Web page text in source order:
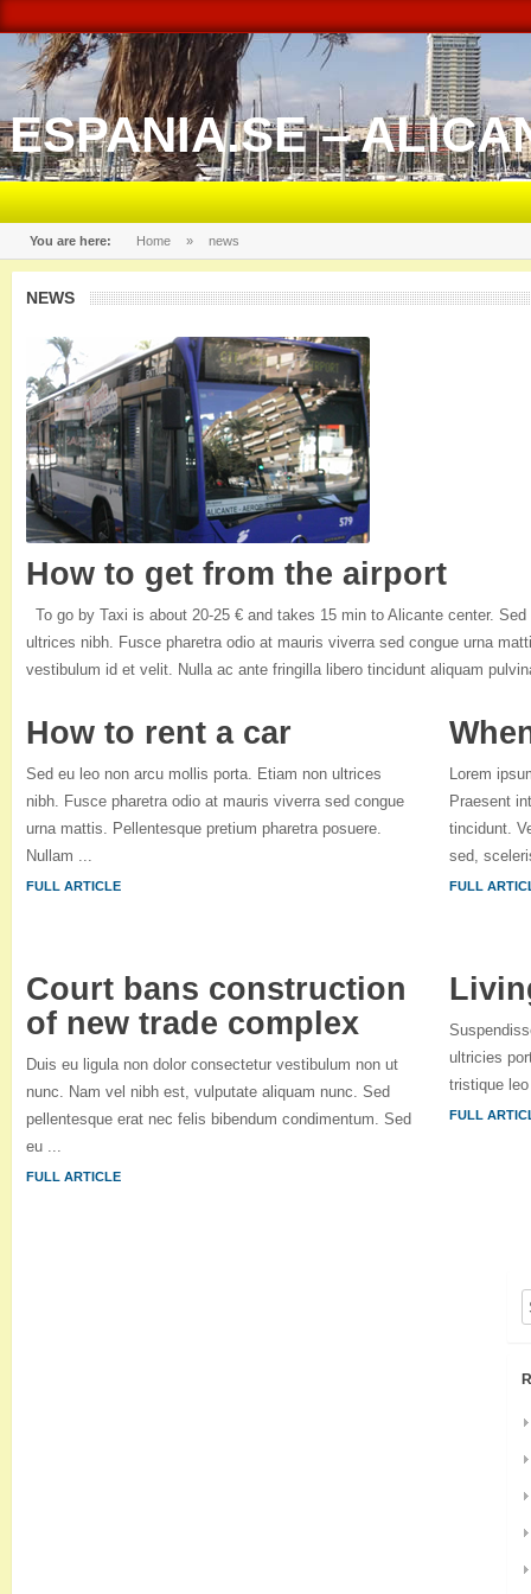
ESPANIA.SE –
You are here: Home » news
NEWS
How to get from the airport
To go by Taxi is about 20-25 € and takes 15 min to Alicante center.
ultrices nibh. Fusce pharetra odio at mauris viverra sed congue urna
vestibulum id et velit. Nulla ac ante fringilla libero tincidunt aliquam
How to rent a car
Sed eu leo non arcu mollis porta. Etiam non ultrices
nibh. Fusce pharetra odio at mauris viverra sed congue
urna mattis. Pellentesque pretium pharetra posuere.
Nullam ...
FULL ARTICLE
Lorem
Praesent
tincidunt.
sed,
FULL
Court bans construction
of new trade complex
Duis eu ligula non dolor consectetur vestibulum non ut
nunc. Nam vel nibh est, vulputate aliquam nunc. Sed
pellentesque erat nec felis bibendum condimentum. Sed
eu ...
FULL ARTICLE
ultricies
tristique
FULL